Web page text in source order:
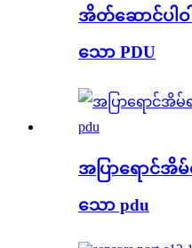
အိတ်ဆောင်ပါဝ
သော PDU
အပြာရောင်အိမ်
သော pdu